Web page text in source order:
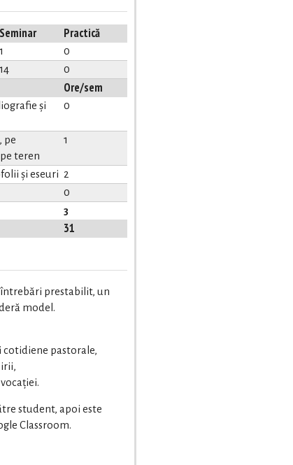
Seminar Practică
1
0
14 0
Ore/sem
31
și
0
pe
teren
1
și eseuri 2
0
3
întrebări prestabilit, un
model.
cotidiene pastorale,
student, apoi este
Classroom.